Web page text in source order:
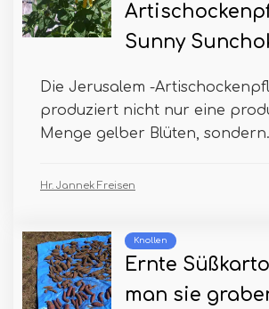
Sunny
Die Jerusalem -
produziert nicht nur eine
Menge gelber Blüten,
Hr. Jannek Freisen
Knollen
Ernte
man sie